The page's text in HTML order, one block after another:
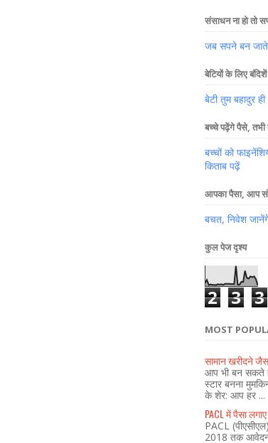
संसाधन ना हो तो
जब सपने बन जाते
बेटियों के लिए
बेटी तुम बहादुर
बच्चे पढ़ेंगे पैसे, तभी
बच्चों को
किताब पढ़ें
आपका पैसा, आप
बचत, निवेश
कुल पेज दृश्य
2 3 3
MOST
सामान खरीदने
आप भी बन सकते
स्टार बनना
के शेर: आप हर ...
PACL में पैसा
PACL
2018 तक